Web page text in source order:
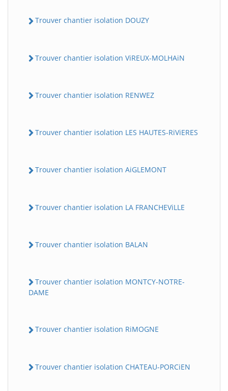
Trouver chantier isolation DOUZY
Trouver chantier isolation ViREUX-MOLHAiN
Trouver chantier isolation RENWEZ
Trouver chantier isolation LES HAUTES-RiViERES
Trouver chantier isolation AiGLEMONT
Trouver chantier isolation LA FRANCHEViLLE
Trouver chantier isolation BALAN
Trouver chantier isolation MONTCY-NOTRE-
DAME
Trouver chantier isolation RiMOGNE
Trouver chantier isolation CHATEAU-PORCiEN